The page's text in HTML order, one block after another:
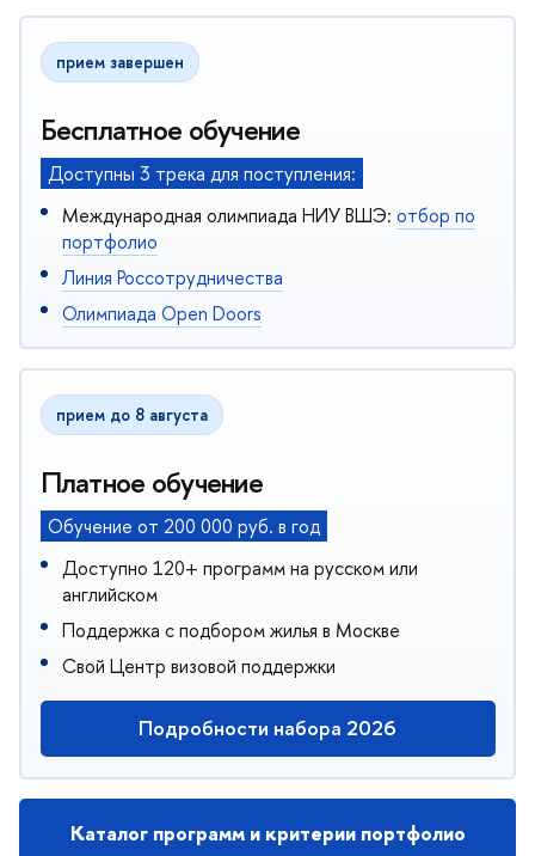
прием завершен
Бесплатное обучение
Доступны 3 трека для поступления:
Международная олимпиада НИУ ВШЭ: отбор по
портфолио
Линия Россотрудничества
Олимпиада Open Doors
прием до 8 августа
Платное обучение
Обучение от 200 000 руб. в год
Доступно 120+ программ на русском или
английском
Поддержка с подбором жилья в Москве
Свой Центр визовой поддержки
Подробности набора 2026
Каталог программ и критерии портфолио